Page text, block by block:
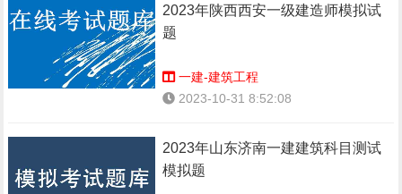
2023年陕西西安一级建造师模拟试
题
一建-建筑工程
2023-10-31 8:52:08
2023年山东济南一建建筑科目测试
模拟题